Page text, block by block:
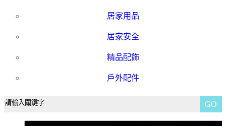
居家用品
居家安全
精品配飾
戶外配件
GO